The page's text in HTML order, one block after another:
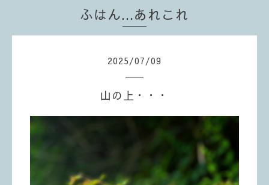
ふはん...あれこれ
2025/07/09
山の上・・・